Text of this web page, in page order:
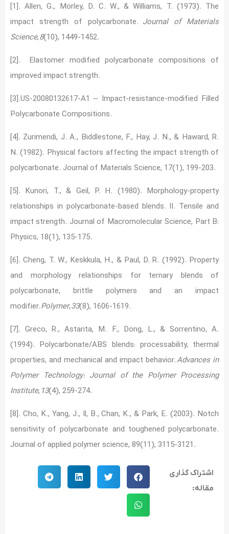
[1]. Allen, G., Morley, D. C. W., & Williams, T. (1973). The
impact strength of polycarbonate. Journal of Materials
Science,8
[2]. Elastomer modified polycarbonate compositions of
improved impact strength.
[3].US-20080132617-A1 – Impact-resistance-modified Filled
Polycarbonate Compositions.
[4]. Zurimendi, J. A., Biddlestone, F., Hay, J. N., & Haward, R.
N. (1982). Physical factors affecting the impact strength of
[5]. Kunori, T., & Geil, P. H. (1980). Morphology-property
relationships in polycarbonate-based blends. II. Tensile and
impact strength. Journal of Macromolecular Science, Part B:
[6]. Cheng, T. W., Keskkula, H., & Paul, D. R. (1992). Property
and morphology relationships for ternary blends of
polycarbonate, brittle polymers and an impact
modifier.Polymer,33
[7]. Greco, R., Astarita, M. F., Dong, L., & Sorrentino, A.
(1994). Polycarbonate/ABS blends: processability, thermal
properties, and mechanical and impact behavior.Advances in
Polymer Technology: Journal of the Polymer Processing
Institute, 13
[8]. Cho, K., Yang, J., Il, B., Chan, K., & Park, E. (2003). Notch
sensitivity of polycarbonate and toughened polycarbonate.
اشتراک گذاری
مقاله: